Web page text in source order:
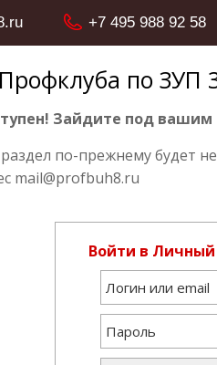
+7 495 988 92 58
по ЗУП
Зайдите под
по-прежнему будет
mail@profbuh8.ru
Войти в Личный